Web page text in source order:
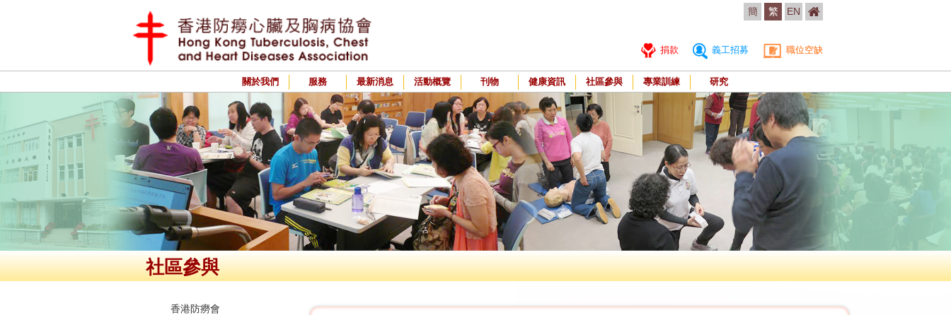
簡 繁 EN
捐款 義工招募 職位空缺
關於我們 服務 最新消息 活動概覽 刊物 健康資訊 社區參與 專業訓練 研究
社區參與
香港防癆會